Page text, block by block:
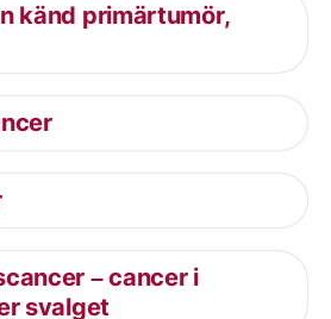
känd primärtumör,
– cancer i
svalget